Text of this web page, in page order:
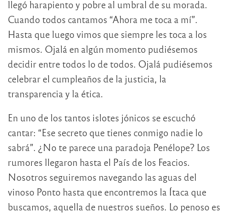
llegó harapiento y pobre al umbral de su morada.
Cuando todos cantamos “Ahora me toca a mí”.
Hasta que luego vimos que siempre les toca a los
mismos. Ojalá en algún momento pudiésemos
decidir entre todos lo de todos. Ojalá pudiésemos
celebrar el cumpleaños de la justicia, la
transparencia y la ética.
En uno de los tantos islotes jónicos se escuchó
cantar: “Ese secreto que tienes conmigo nadie lo
sabrá”. ¿No te parece una paradoja Penélope? Los
rumores llegaron hasta el País de los Feacios.
Nosotros seguiremos navegando las aguas del
vinoso Ponto hasta que encontremos la Ítaca que
buscamos, aquella de nuestros sueños. Lo penoso es